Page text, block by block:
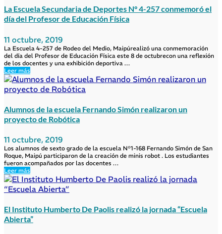
La Escuela Secundaria de Deportes N° 4-257 conmemoró el
día del Profesor de Educación Física
11 octubre, 2019
La Escuela 4-257 de Rodeo del Medio, Maipúrealizó una conmemoración
del día del Profesor de Educación Física este 8 de octubrecon una reflexión
de los docentes y una exhibición deportiva …
Leer más
Alumnos de la escuela Fernando Simón realizaron un
proyecto de Robótica
11 octubre, 2019
Los alumnos de sexto grado de la escuela N°1-168 Fernando Simón de San
Roque, Maipú participaron de la creación de minis robot . Los estudiantes
fueron acompañados por las docentes …
Leer más
El Instituto Humberto De Paolis realizó la jornada “Escuela
Abierta”